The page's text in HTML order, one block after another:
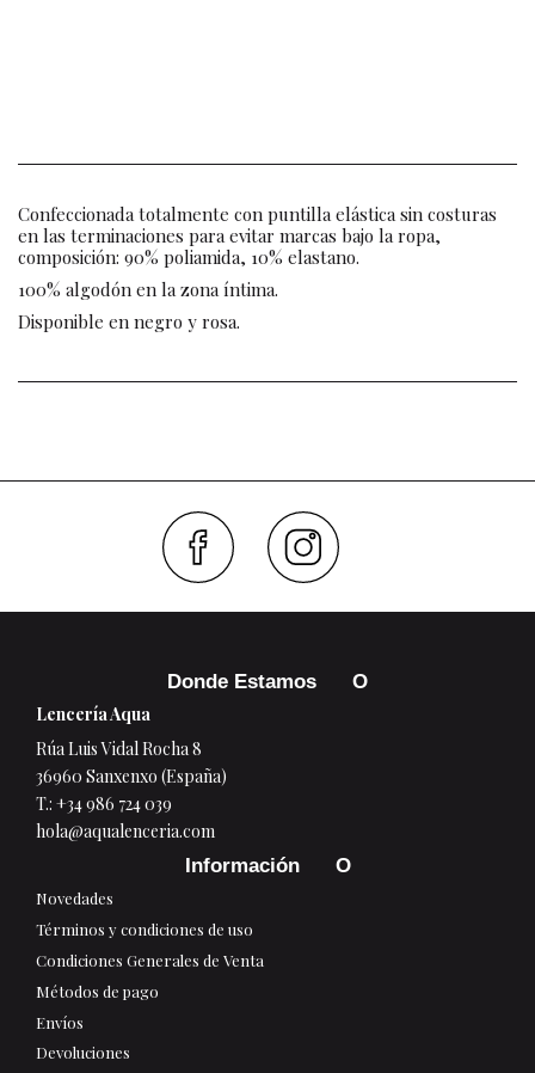
Confeccionada totalmente con puntilla elástica sin costuras
en las terminaciones para evitar marcas bajo la ropa,
composición: 90% poliamida, 10% elastano.
100% algodón en la zona íntima.
Disponible en negro y rosa.
Donde Estamos
Lencería Aqua
Rúa Luis Vidal Rocha 8
36960 Sanxenxo (España)
T.: +34 986 724 039
hola@aqualenceria.com
Información
Novedades
Términos y condiciones de uso
Condiciones Generales de Venta
Métodos de pago
Envíos
Devoluciones